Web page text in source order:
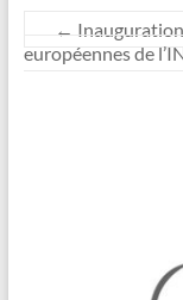
←
européennes de